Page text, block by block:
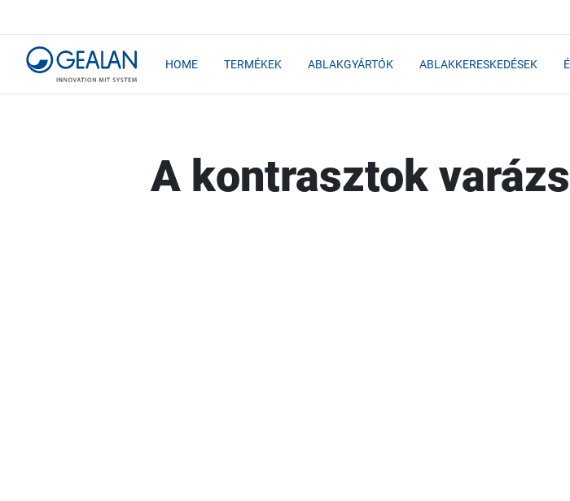
HOME TERMÉKEK ABLAKGYÁRTÓK ABLAKKERESKEDÉSEK
A kontrasztok